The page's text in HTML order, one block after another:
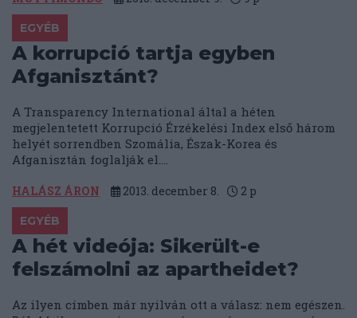
EGYÉB
A korrupció tartja egyben
Afganisztánt?
A Transparency International által a héten
megjelentetett Korrupció Érzékelési Index első három
helyét sorrendben Szomália, Észak-Korea és
Afganisztán foglalják el....
HALÁSZ ÁRON 2013. december 8. 2 p
EGYÉB
A hét videója: Sikerült-e
felszámolni az apartheidet?
Az ilyen címben már nyilván ott a válasz: nem egészen.